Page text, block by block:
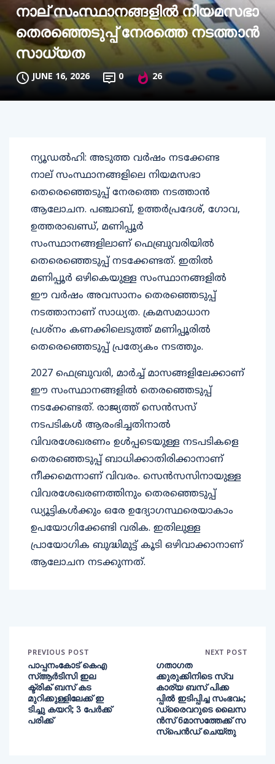
നാല് സംസ്ഥാനങ്ങളില്‍ നിയമസഭാ
തെരഞ്ഞെടുപ്പ് നേരത്തെ നടത്താന്‍
സാധ്യത
JUNE 16, 2026 0 26
ന്യൂഡല്‍ഹി: അടുത്ത വര്‍ഷം നടക്കേണ്ട
നാല് സംസ്ഥാനങ്ങളിലെ നിയമസഭാ
തെരെഞ്ഞെടുപ്പ് നേരത്തെ നടത്താന്‍
ആലോചന. പഞ്ചാബ്, ഉത്തര്‍പ്രദേശ്, ഗോവ,
ഉത്തരാഖണ്ഡ്, മണിപ്പൂര്‍
സംസ്ഥാനങ്ങളിലാണ് ഫെബ്രുവരിയില്‍
തെരെഞ്ഞെടുപ്പ് നടക്കേണ്ടത്. ഇതില്‍
മണിപ്പൂര്‍ ഒഴികെയുള്ള സംസ്ഥാനങ്ങളില്‍
ഈ വര്‍ഷം അവസാനം തെരഞ്ഞെടുപ്പ്
നടത്താനാണ് സാധ്യത. ക്രമസമാധാന
പ്രശ്‌നം കണക്കിലെടുത്ത് മണിപ്പൂരില്‍
തെരെഞ്ഞെടുപ്പ് പ്രത്യേകം നടത്തും.
2027 ഫെബ്രുവരി, മാര്‍ച്ച് മാസങ്ങളിലേക്കാണ്
ഈ സംസ്ഥാനങ്ങളില്‍ തെരഞ്ഞെടുപ്പ്
നടക്കേണ്ടത്. രാജ്യത്ത് സെന്‍സസ്
നടപടികള്‍ ആരംഭിച്ചതിനാല്‍
വിവരശേഖരണം ഉള്‍പ്പടെയുള്ള നടപടികളെ
തെരഞ്ഞെടുപ്പ് ബാധിക്കാതിരിക്കാനാണ്
നീക്കമെന്നാണ് വിവരം. സെന്‍സസിനായുള്ള
വിവരശേഖരണത്തിനും തെരഞ്ഞെടുപ്പ്
ഡ്യൂട്ടികള്‍ക്കും ഒരേ ഉദ്യോഗസ്ഥരെയാകാം
ഉപയോഗിക്കേണ്ടി വരിക. ഇതിലുള്ള
പ്രായോഗിക ബുദ്ധിമുട്ട് കൂടി ഒഴിവാക്കാനാണ്
ആലോചന നടക്കുന്നത്.
PREVIOUS POST
പാപ്പനംകോട് കെഎ
സ്ആർടിസി ഇല
ക്ട്രിക് ബസ് കട
മുറിക്കുള്ളിലേക്ക് ഇ
ടിച്ചു കയറി; 3 പേർക്ക്
പരിക്ക്
NEXT POST
ഗതാഗത
ക്കുരുക്കിനിടെ സ്വ
കാര്യ ബസ് പിക്ക
പ്പില്‍ ഇടിപ്പിച്ച സംഭവം;
ഡ്രൈവറുടെ ലൈസ
ൻസ് 6മാസത്തേക്ക് സ
സ്പെൻഡ് ചെയ്തു